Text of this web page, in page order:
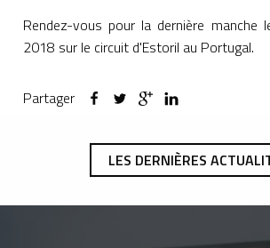
Rendez-vous pour la dernière manche
2018 sur le circuit d'Estoril au Portugal.
Partager
LES DERNIÈRES